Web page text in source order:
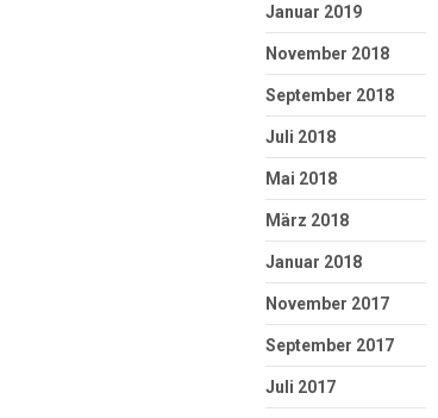
Januar 2019
November 2018
September 2018
Juli 2018
Mai 2018
März 2018
Januar 2018
November 2017
September 2017
Juli 2017